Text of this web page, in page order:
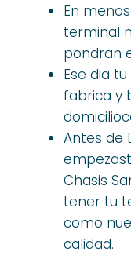
En
terminal
pondran
Ese dia
fabrica y
Antes de
Chasis
tener tu
como
calidad.